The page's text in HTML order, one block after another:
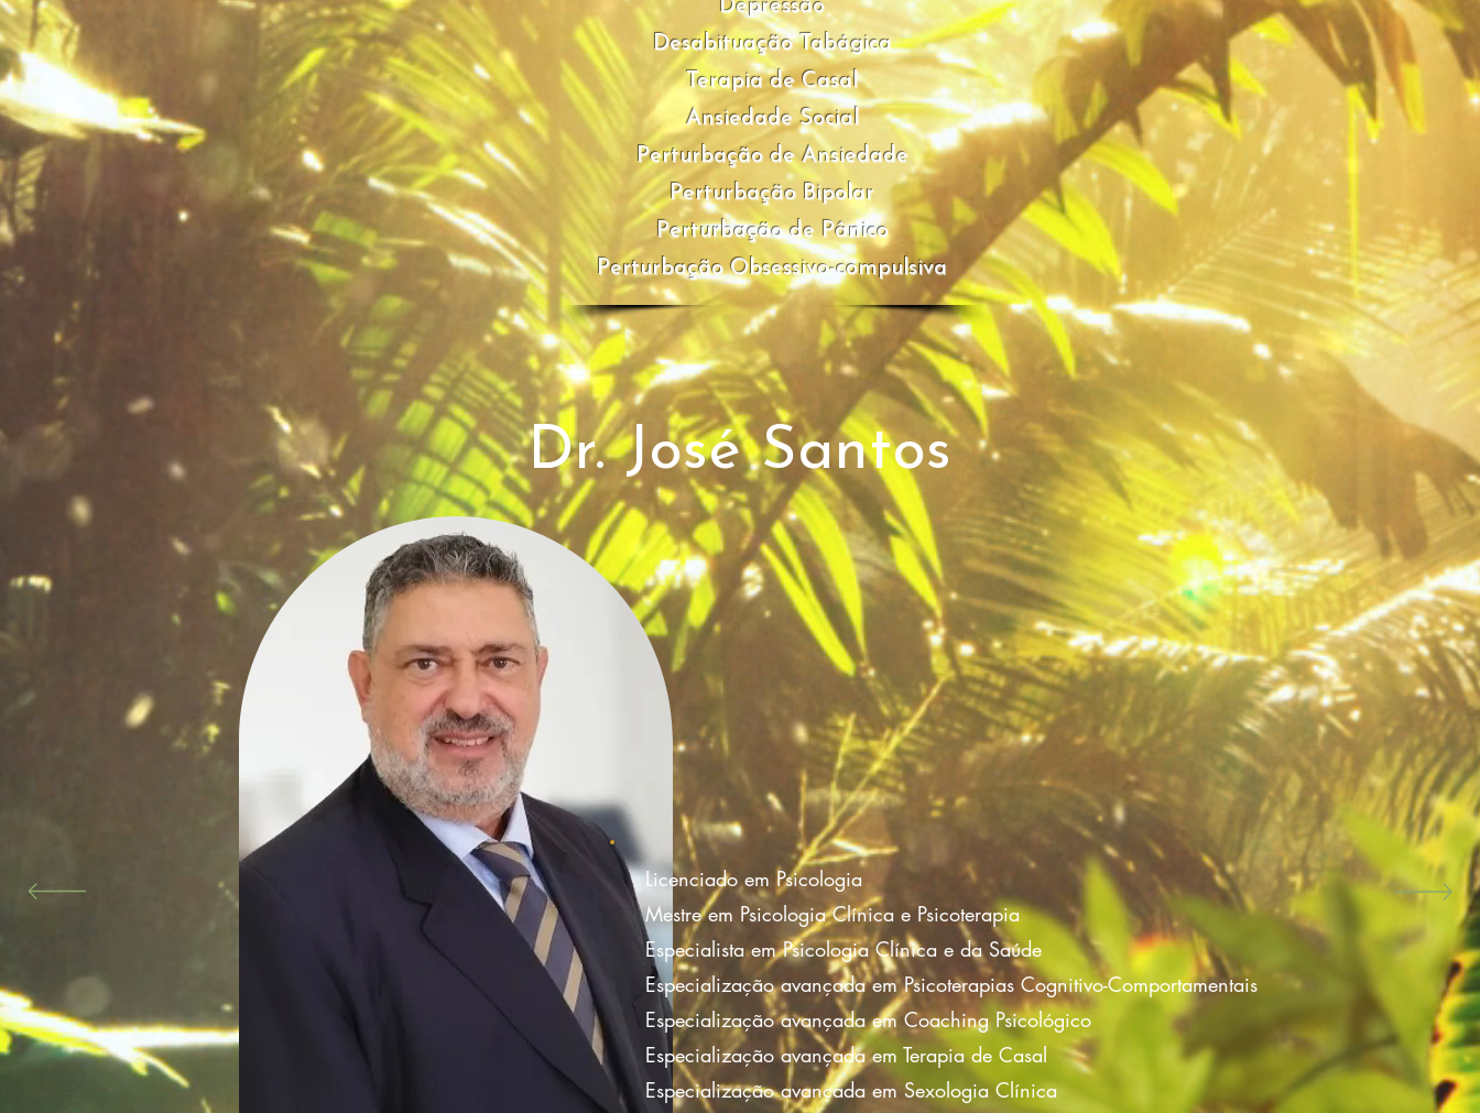
Depressão
Desabituação Tabágica
Terapia de Casal
Ansiedade Social
Perturbação de Ansiedade
Perturbação Bipolar
Perturbação de Pânico
Perturbação Obsessivo-compulsiva
Dr. José Santos
Licenciado em Psicologia
Mestre em Psicologia Clínica e Psicoterapia
Especialista em Psicologia Clínica e da Saúde
Especialização avançada em Psicoterapias Cognitivo-Comportamentais
Especialização avançada em Coaching Psicológico
Especialização avançada em Terapia de Casal
Especialização avançada em Sexologia Clínica